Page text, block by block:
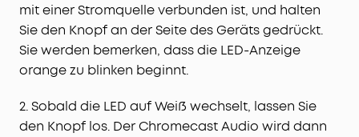
mit einer Stromquelle verbunden ist, und halten
Sie den Knopf an der Seite des Geräts gedrückt.
Sie werden bemerken, dass die LED-Anzeige
orange zu blinken beginnt.
2. Sobald die LED auf Weiß wechselt, lassen Sie
den Knopf los. Der Chromecast Audio wird dann